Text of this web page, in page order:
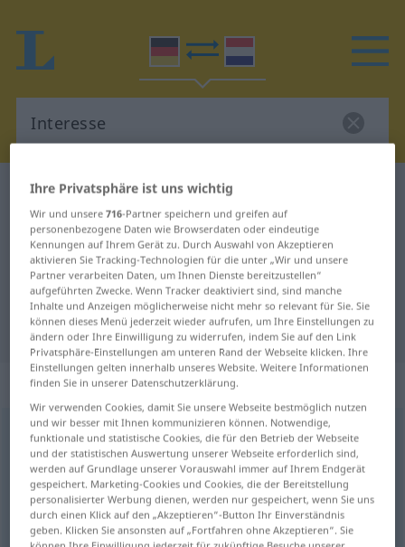
Deutsch-Niederländisch Wörterbuch
Deutsch-Niederländisch
Übersetzung für "Interesse"
"Interesse" Niederländisch
Übersetzung
„Interesse“: Neutrum, sächlich
Interessen <-s;-n>
Übersicht aller Übersetzungen
(Für mehr Details die Übersetzung anklicken/antippen)
het belang, interesse, belangstelling
Ihre Privatsphäre ist uns wichtig
Wir und unsere716-Partner speichern und greifen auf
personenbezogene Daten wie Browserdaten oder eindeutige
Kennungen auf Ihrem Gerät zu. Durch Auswahl von Akzeptieren
aktivieren Sie Tracking-Technologien für die unter „Wir und unsere
Partner verarbeiten Daten, um Ihnen Dienste bereitzustellen“
aufgeführten Zwecke. Wenn Tracker deaktiviert sind, sind manche
Inhalte und Anzeigen möglicherweise nicht mehr so relevant für Sie. Sie
können dieses Menü jederzeit wieder aufrufen, um Ihre Einstellungen zu
ändern oder Ihre Einwilligung zu widerrufen, indem Sie auf den Link
Privatsphäre-Einstellungen am unteren Rand der Webseite klicken. Ihre
Einstellungen gelten innerhalb unseres Website. Weitere Informationen
finden Sie in unserer Datenschutzerklärung.
Wir verwenden Cookies, damit Sie unsere Webseite bestmöglich nutzen
und wir besser mit Ihnen kommunizieren können. Notwendige,
funktionale und statistische Cookies, die für den Betrieb der Webseite
und der statistischen Auswertung unserer Webseite erforderlich sind,
werden auf Grundlage unserer Vorauswahl immer auf Ihrem Endgerät
gespeichert. Marketing-Cookies und Cookies, die der Bereitstellung
personalisierter Werbung dienen, werden nur gespeichert, wenn Sie uns
durch einen Klick auf den „Akzeptieren“-Button Ihr Einverständnis
geben. Klicken Sie ansonsten auf „Fortfahren ohne Akzeptieren“. Sie